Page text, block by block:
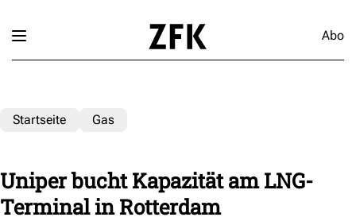
Abo
Startseite Gas
Uniper bucht Kapazität am LNG-
Terminal in Rotterdam